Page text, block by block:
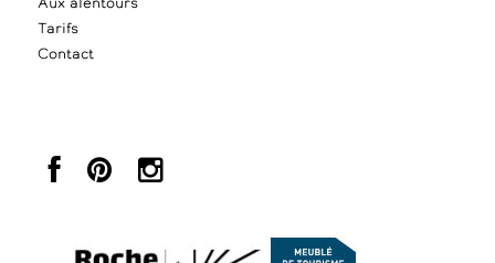
Aux alentours
Tarifs
Contact